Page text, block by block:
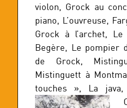
violon, Grock au
piano, L’ouvreuse,
Grock à l’archet,
Begère, Le pompier
de Grock,
Mistinguett à
touches », La